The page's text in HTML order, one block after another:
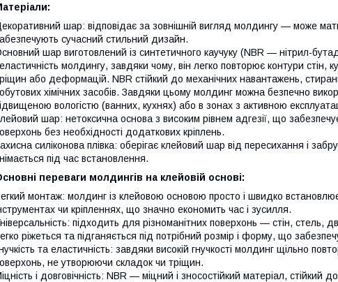
шар: відповідає за зовнішній вигляд молдингу — може
сучасний стильний дизайн.
шар виготовлений із синтетичного каучуку (NBR — нітрил-
еластичність молдингу, завдяки чому, він легко повторює контури стін,
або деформацій. NBR стійкий до механічних навантажень,
хімічних засобів. Завдяки цьому молдинг можна безпечно
вологістю (ванних, кухнях) або в зонах з активною
шар: нетоксична основа з високим рівнем адгезії, що
без необхідності додаткових кріплень.
силіконова плівка: оберігає клейовий шар від пересихання і
під час встановлення.
переваги молдингів на клейовій основі:
монтаж: молдинг із клейовою основою просто і швидко
чи кріпленнях, що значно економить час і зусилля.
підходить для різноманітних поверхонь — стін, стель,
ріжеться та підганяється під потрібний розмір і форму, що
та еластичність: завдяки високій гнучкості молдинг щільно
не утворюючи складок чи тріщин.
і довговічність: NBR — міцний і зносостійкий матеріал, стійкий